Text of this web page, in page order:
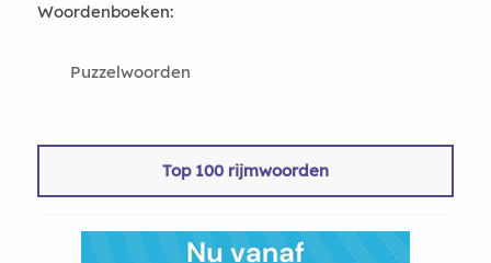
Woordenboeken:
Puzzelwoorden
Top 100 rijmwoorden